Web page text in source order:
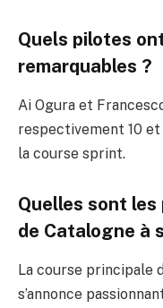
Quels pilotes
remarquables ?
Ai Ogura et
respectivement 10
la course sprint.
Quelles sont les
de Catalogne à
La course principale
s’annonce